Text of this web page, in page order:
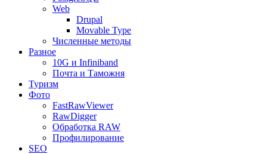
Web
Drupal
Movable Type
Численные методы
Разное
10G и Infiniband
Почта и Таможня
Туризм
Фото
FastRawViewer
RawDigger
Обработка RAW
Профилирование
SEO